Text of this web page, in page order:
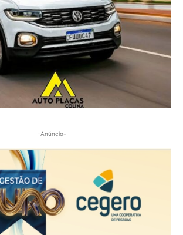
-Anúncio-